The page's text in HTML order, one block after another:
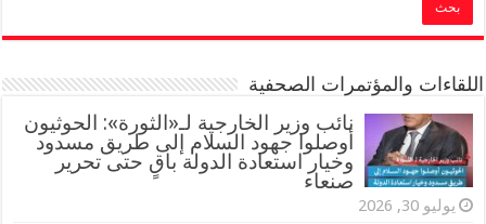
اللقاءات والمؤتمرات الصحفية
‏نائب وزير الخارجية لـ«الثورة»: الحوثيون
أوصلوا جهود السلام إلى طريق مسدود
وخيار استعادة الدولة باقٍ حتى تحرير
صنعاء
يوليو 30, 2026